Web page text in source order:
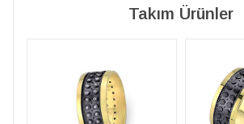
Takım Ürünler